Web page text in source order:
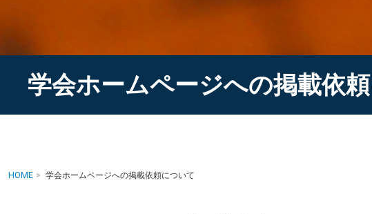
学会ホームページへの掲載依
HOME 学会ホームページへの掲載依頼について